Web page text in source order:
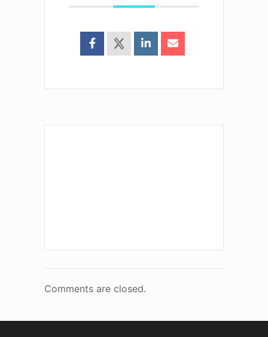
Comments are closed.